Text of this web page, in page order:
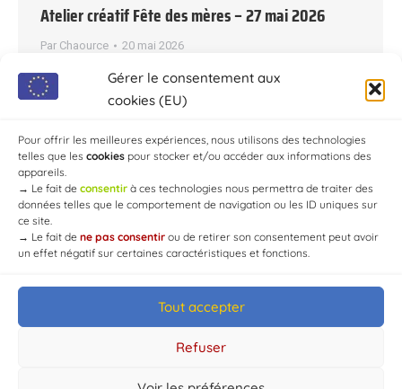
Gérer le consentement aux
cookies (EU)
Pour offrir les meilleures expériences, nous utilisons des technologies
telles que les cookies pour stocker et/ou accéder aux informations des
appareils.
→ Le fait de consentir à ces technologies nous permettra de traiter des
données telles que le comportement de navigation ou les ID uniques sur
ce site.
→ Le fait de ne pas consentir ou de retirer son consentement peut avoir
un effet négatif sur certaines caractéristiques et fonctions.
Tout accepter
Refuser
Atelier créatif Fête des mères – 27 mai 2026
Par Chaource 20 mai 2026
Mercredi 27 mai – CHAOURCE : 14h30 à 17h
Atelier créatif « Fête des mères ». Réservations et
Mail : biblio-chaource@orange.fr
© Mairie de Chaource [2004-2024] | Tous droits réservés.
Developed byWEB3-DESIGN